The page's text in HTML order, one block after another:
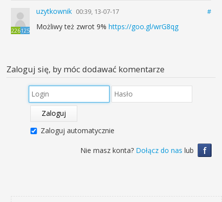
226125
uzytkownik 00:39, 13-07-17 #
Możliwy też zwrot 9% https://goo.gl/wrG8qg
Zaloguj się, by móc dodawać komentarze
Zaloguj
Zaloguj automatycznie
f
Nie masz konta? Dołącz do nas lub